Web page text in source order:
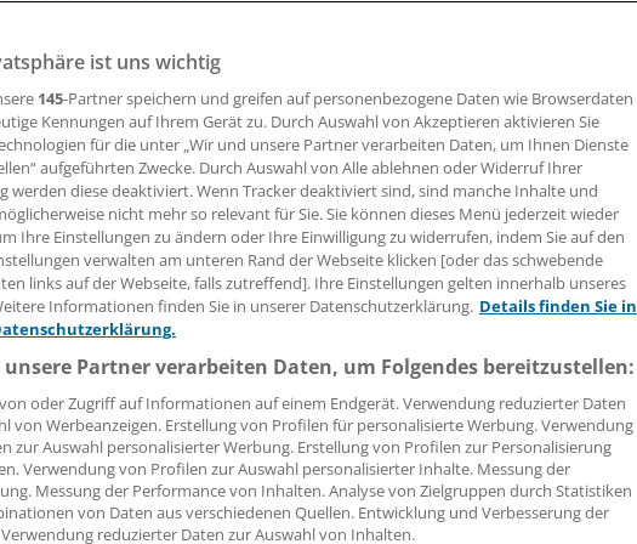
Leserin, lieber Leser,
Beitrag können Sie lesen, sobald Sie sich eingeloggt haben.
Jetzt anmelden »
Kostenlos registrieren »
vergessen?
Problem beim Login?
ist mit wenigen Klicks erledigt und kostenlos.
des kostenlosen Login:
Analysen, Hintergründe und Infografiken
Interviews und Praxis-Tipps
auf allemedizinischen Berichte und Kommentare
Voraussetzungen für den Zugang
ist uns wichtig
145-Partner speichern und greifen auf personenbezogene Daten wie Browserdaten
Kennungen auf Ihrem Gerät zu. Durch Auswahl von Akzeptieren aktivieren Sie
für die unter „Wir und unsere Partner verarbeiten Daten, um Ihnen Dienste
aufgeführten Zwecke. Durch Auswahl von Alle ablehnen oder Widerruf Ihrer
werden diese deaktiviert. Wenn Tracker deaktiviert sind, sind manche Inhalte und
nicht mehr so relevant für Sie. Sie können dieses Menü jederzeit wieder
Ihre Einstellungen zu ändern oder Ihre Einwilligung zu widerrufen, indem Sie auf den
verwalten am unteren Rand der Webseite klicken [oder das schwebende
links auf der Webseite, falls zutreffend]. Ihre Einstellungen gelten innerhalb unseres
Informationen finden Sie in unserer Datenschutzerklärung. Details finden Sie in
Partner verarbeiten Daten, um Folgendes bereitzustellen:
oder Zugriff auf Informationen auf einem Endgerät. Verwendung reduzierter Daten
von Werbeanzeigen. Erstellung von Profilen für personalisierte Werbung. Verwendung
zur Auswahl personalisierter Werbung. Erstellung von Profilen zur Personalisierung
Verwendung von Profilen zur Auswahl personalisierter Inhalte. Messung der
Messung der Performance von Inhalten. Analyse von Zielgruppen durch Statistiken
von Daten aus verschiedenen Quellen. Entwicklung und Verbesserung der
reduzierter Daten zur Auswahl von Inhalten.